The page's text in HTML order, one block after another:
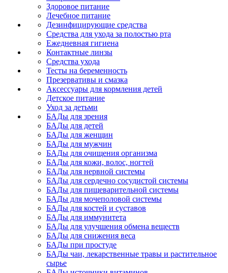
Здоровое питание
Лечебное питание
Дезинфицирующие средства
Средства для ухода за полостью рта
Ежедневная гигиена
Контактные линзы
Средства ухода
Тесты на беременность
Презервативы и смазка
Аксессуары для кормления детей
Детское питание
Уход за детьми
БАДы для зрения
БАДы для детей
БАДы для женщин
БАДы для мужчин
БАДы для очищения организма
БАДы для кожи, волос, ногтей
БАДы для нервной системы
БАДы для сердечно сосудистой системы
БАДы для пищеварительной системы
БАДы для мочеполовой системы
БАДы для костей и суставов
БАДы для иммунитета
БАДы для улучшения обмена веществ
БАДы для снижения веса
БАДы при простуде
БАДы чаи, лекарственные травы и растительное
сырье